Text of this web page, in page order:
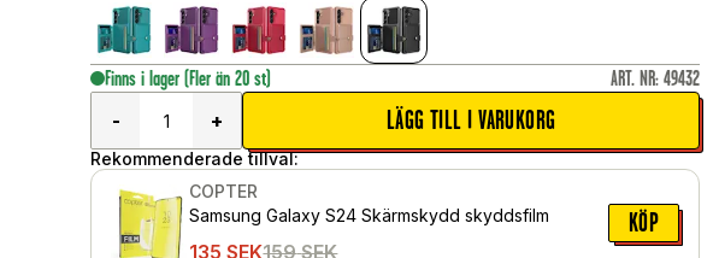
Finns i lager (Fler än 20 st) ART. NR: 49432
-
+ LÄGG TILL I VARUKORG
Rekommenderade tillval:
COPTER
Samsung Galaxy S24 Skärmskydd skyddsfilm
135 SEK159 SEK
KÖP